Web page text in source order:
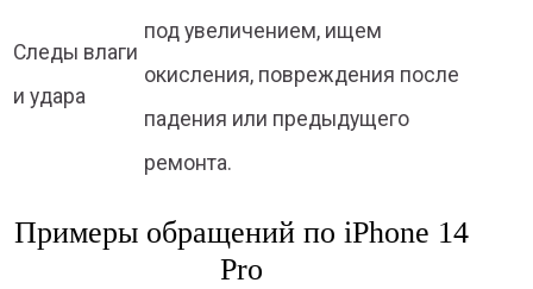
Следы влаги
и удара
под увеличением, ищем
окисления, повреждения после
падения или предыдущего
ремонта.
Примеры обращений по iPhone 14
Pro